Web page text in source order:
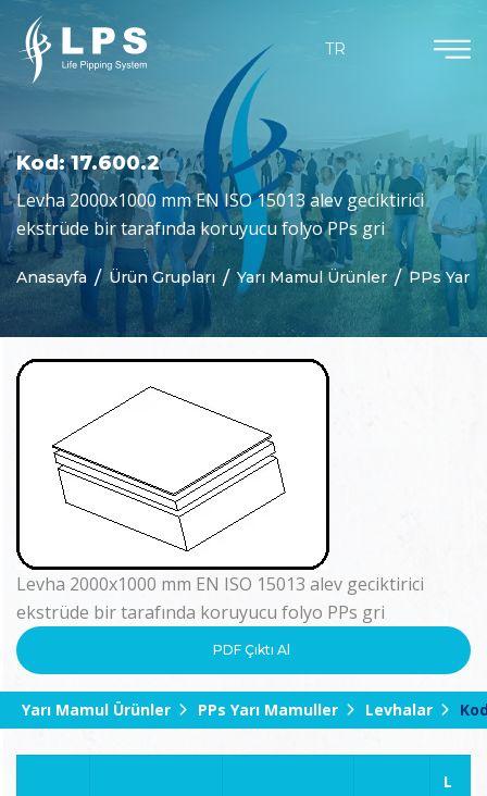
TR
Kod: 17.600.2
Levha 2000x1000 mm EN ISO 15013 alev geciktirici
ekstrüde bir tarafında koruyucu folyo PPs gri
Anasayfa Ürün Grupları Yarı Mamul Ürünler PPs Yarı
Levha 2000x1000 mm EN ISO 15013 alev geciktirici
ekstrüde bir tarafında koruyucu folyo PPs gri
PDF Çıktı Al
Yarı Mamul Ürünler PPs Yarı Mamuller Levhalar
L
Hakkımızda
Misyon & Vizyon
Neden Biz
Agruchem
Agruline
Yarı Mamul Ürünler
Purad
Özelleştirilmiş Parçalar
Jeomembranlar
Kaynak Teknolojisi
Haberler
Bloglar
Kataloglar
Sertifikalar